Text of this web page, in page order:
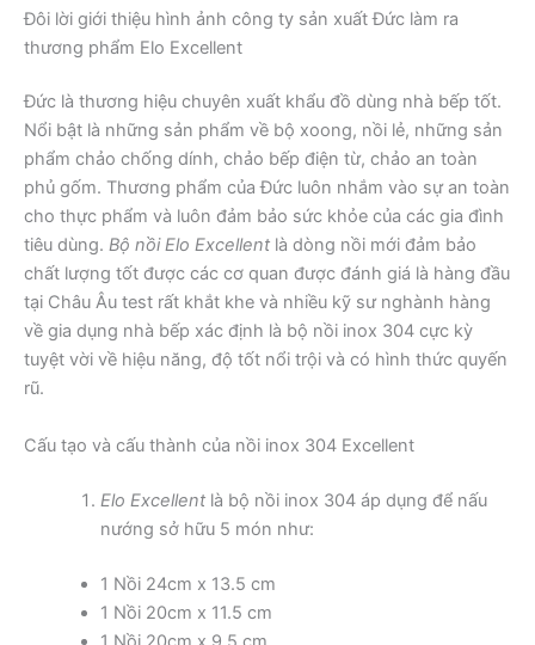
Đôi lời giới thiệu hình ảnh công ty sản xuất Đức làm ra
thương phẩm Elo Excellent
Đức là thương hiệu chuyên xuất khẩu đồ dùng nhà bếp tốt.
Nổi bật là những sản phẩm về bộ xoong, nồi lẻ, những sản
phẩm chảo chống dính, chảo bếp điện từ, chảo an toàn
phủ gốm. Thương phẩm của Đức luôn nhắm vào sự an toàn
cho thực phẩm và luôn đảm bảo sức khỏe của các gia đình
tiêu dùng. Bộ nồi Elo Excellent là dòng nồi mới đảm bảo
chất lượng tốt được các cơ quan được đánh giá là hàng đầu
tại Châu Âu test rất khắt khe và nhiều kỹ sư nghành hàng
về gia dụng nhà bếp xác định là bộ nồi inox 304 cực kỳ
tuyệt vời về hiệu năng, độ tốt nổi trội và có hình thức quyến
rũ.
Cấu tạo và cấu thành của nồi inox 304 Excellent
Elo Excellentlà bộ nồi inox 304 áp dụng để nấu
nướng sở hữu 5 món như:
1 Nồi 24cm x 13.5 cm
1 Nồi 20cm x 11.5 cm